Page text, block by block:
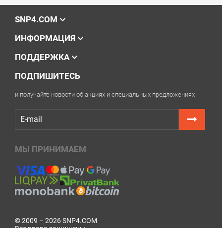
SNP4.COM
ИНФОРМАЦИЯ
ПОДДЕРЖКА
ПОДПИШИТЕСЬ
и получайте новости об акциях и специальных предложениях
МЫ ПРИНИМАЕМ
© 2009 – 2026 SNP4.COM